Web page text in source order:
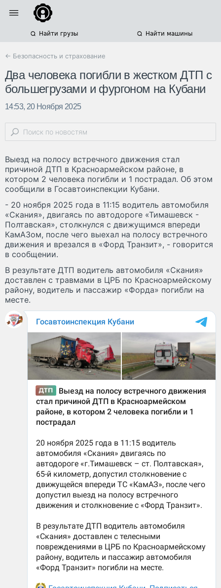
Найти грузы Найти машины
← Безопасность и страхование
Два человека погибли в жестком ДТП с
большегрузами и фургоном на Кубани
14:53, 20 Ноября 2025
Выезд на полосу встречного движения стал
причиной ДТП в Красноармейском районе, в
котором 2 человека погибли и 1 пострадал. Об этом
сообщили в Госавтоинспекции Кубани.
- 20 ноября 2025 года в 11:15 водитель автомобиля
«Скания», двигаясь по автодороге «Тимашевск -
Полтавская», столкнулся с движущимся впереди
КамАЗом, после чего выехал на полосу встречного
движения и врезался в «Форд Транзит», - говорится
в сообщении.
В результате ДТП водитель автомобиля «Скания»
доставлен с травмами в ЦРБ по Красноармейскому
району, водитель и пассажир «Форда» погибли на
месте.